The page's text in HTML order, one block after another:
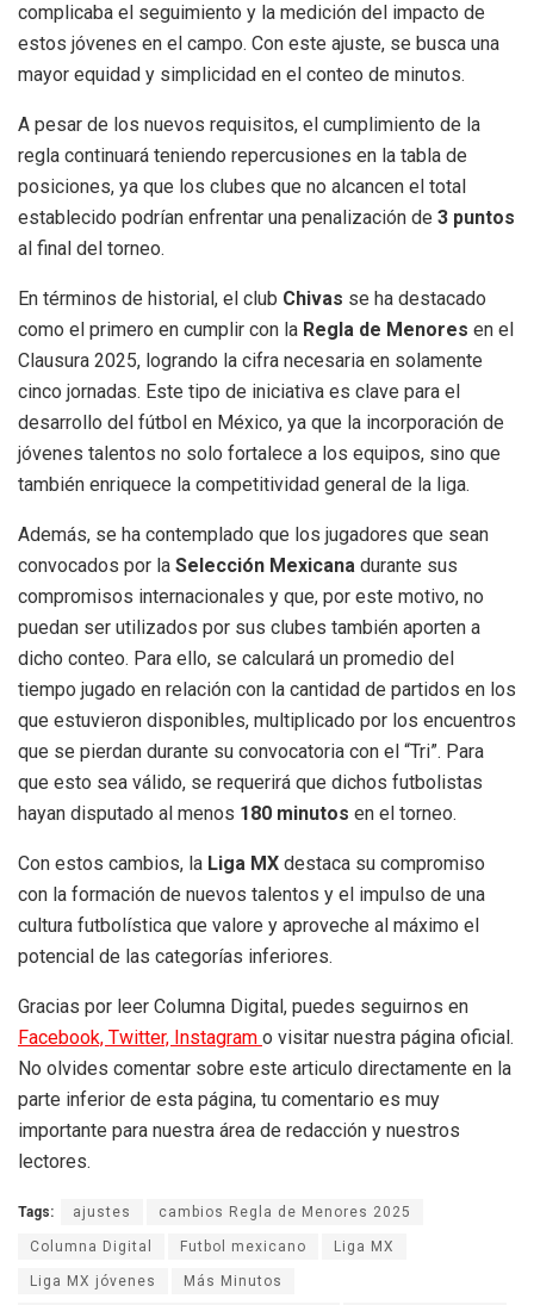
complicaba el seguimiento y la medición del impacto de
estos jóvenes en el campo. Con este ajuste, se busca una
mayor equidad y simplicidad en el conteo de minutos.
A pesar de los nuevos requisitos, el cumplimiento de la
regla continuará teniendo repercusiones en la tabla de
posiciones, ya que los clubes que no alcancen el total
establecido podrían enfrentar una penalización de 3 puntos
al final del torneo.
En términos de historial, el club Chivas se ha destacado
como el primero en cumplir con la Regla de Menores en el
Clausura 2025, logrando la cifra necesaria en solamente
cinco jornadas. Este tipo de iniciativa es clave para el
desarrollo del fútbol en México, ya que la incorporación de
jóvenes talentos no solo fortalece a los equipos, sino que
también enriquece la competitividad general de la liga.
Además, se ha contemplado que los jugadores que sean
convocados por la Selección Mexicana durante sus
compromisos internacionales y que, por este motivo, no
puedan ser utilizados por sus clubes también aporten a
dicho conteo. Para ello, se calculará un promedio del
tiempo jugado en relación con la cantidad de partidos en los
que estuvieron disponibles, multiplicado por los encuentros
que se pierdan durante su convocatoria con el “Tri”. Para
que esto sea válido, se requerirá que dichos futbolistas
hayan disputado al menos 180 minutos en el torneo.
Con estos cambios, la Liga MX destaca su compromiso
con la formación de nuevos talentos y el impulso de una
cultura futbolística que valore y aproveche al máximo el
potencial de las categorías inferiores.
Gracias por leer Columna Digital, puedes seguirnos en
Facebook, Twitter, Instagram o visitar nuestra página oficial.
No olvides comentar sobre este articulo directamente en la
parte inferior de esta página, tu comentario es muy
importante para nuestra área de redacción y nuestros
lectores.
Tags: ajustes cambios Regla de Menores 2025
Columna Digital Futbol mexicano Liga MX
Liga MX jóvenes Más Minutos